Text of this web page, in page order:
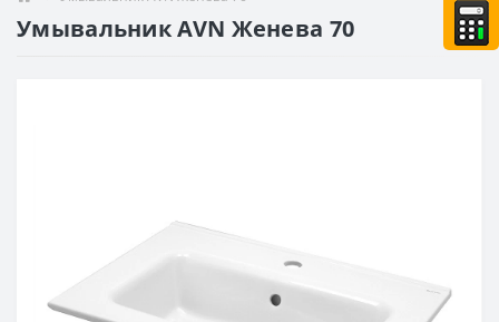
Умывальник AVN Женева 70